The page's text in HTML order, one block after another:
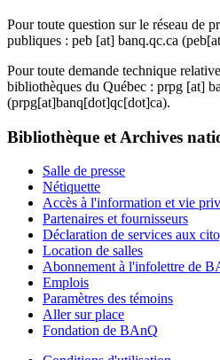
Pour toute question sur le réseau de
publiques : peb [at] banq.qc.ca
Pour toute demande technique
bibliothèques du Québec : prpg [at]
(prpg[at]banq[dot]qc[dot]ca).
Bibliothèque et Archives
Salle de presse
Nétiquette
Accès à l'information et vie
Partenaires et fournisseurs
Déclaration de services aux
Location de salles
Abonnement à l'infolettre de
Emplois
Paramètres des témoins
Aller sur place
Fondation de BAnQ